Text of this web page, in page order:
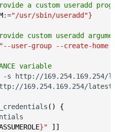
a custom useradd
:="/usr/sbin/useradd"}
custom useradd
user-group --create-
variable
s http://169.254.169.254/
169.254.169.254/
()
{
}"
]]